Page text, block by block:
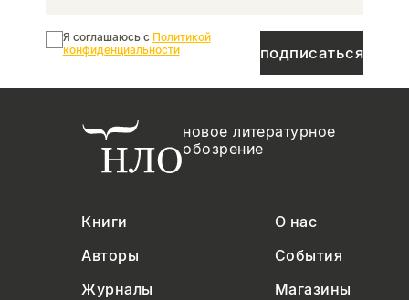
подписаться
Я соглашаюсь с Политикой
конфиденциальности
новое литературное
обозрение
Книги
О нас
Авторы
События
Журналы
Магазины